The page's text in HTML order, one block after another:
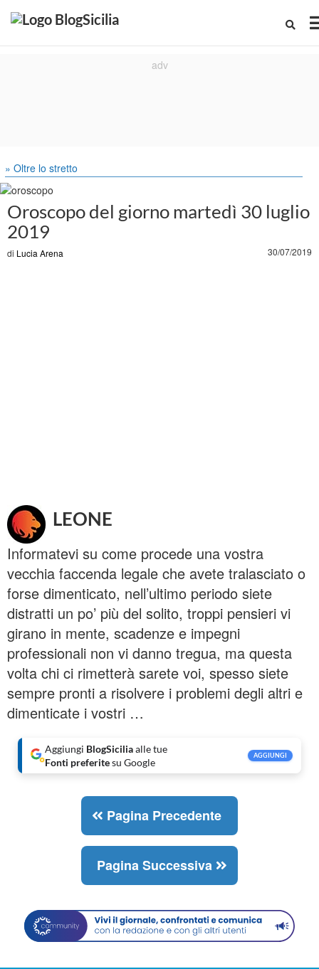
» Oltre lo stretto
Oroscopo del giorno martedì 30 luglio
2019
di Lucia Arena 30/07/2019
LEONE
Informatevi su come procede una vostra
vecchia faccenda legale che avete tralasciato o
forse dimenticato, nell’ultimo periodo siete
distratti un po’ più del solito, troppi pensieri vi
girano in mente, scadenze e impegni
professionali non vi danno tregua, ma questa
volta chi ci rimetterà sarete voi, spesso siete
sempre pronti a risolvere i problemi degli altri e
dimenticate i vostri …
Aggiungi BlogSiciliaalle tue
Fonti preferitesu Google
AGGIUNGI
Pagina Precedente
Pagina Successiva